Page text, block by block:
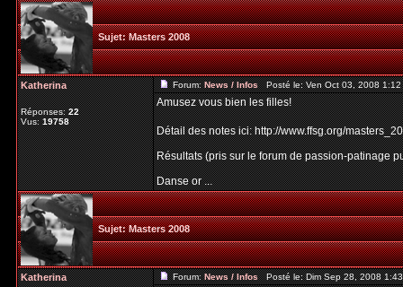
Sujet:Masters 2008
Katherina
Réponses:22
Vus:19758
Forum:News / InfosPosté le: Ven Oct 03, 2008
Amusez vous bien les filles!
Détail des notes ici: http://www.ffsg.org/
Résultats (pris sur le forum de passion-patinage
Danse or ...
Sujet:Masters 2008
Katherina Forum:News / InfosPosté le: Dim Sep 28, 2008